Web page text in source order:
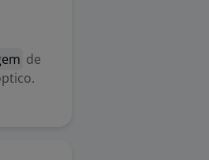
de